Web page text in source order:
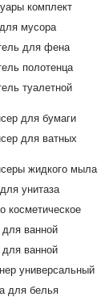
комплект
мусора
для фена
полотенца
туалетной
для бумаги
для ватных
жидкого мыла
унитаза
косметическое
для ванной
для ванной
универсальный
для белья